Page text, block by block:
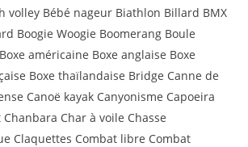
volley Bébé nageur Biathlon Billard BMX
Boogie Woogie Boomerang Boule
américaine Boxe anglaise Boxe
Boxe thaïlandaise Bridge Canne de
Canoë kayak Canyonisme Capoeira
Char à voile Chasse
Claquettes Combat libre Combat